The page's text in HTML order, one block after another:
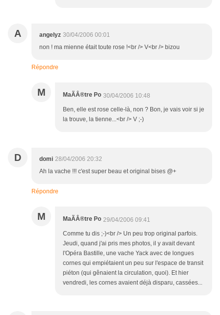
A angelyz 30/04/2006 00:01
non ! ma mienne était toute rose !<br /> V<br /> bizou
Répondre
M MaÃÂ®tre Po 30/04/2006 10:48
Ben, elle est rose celle-là, non ? Bon, je vais voir si je
la trouve, la tienne...<br /> V ;-)
D domi 28/04/2006 20:32
Ah la vache !!! c'est super beau et original bises @+
Répondre
M MaÃÂ®tre Po 29/04/2006 09:41
Comme tu dis ;-)<br /> Un peu trop original parfois.
Jeudi, quand j'ai pris mes photos, il y avait devant
l'Opéra Bastille, une vache Yack avec de longues
cornes qui empiétaient un peu sur l'espace de transit
piéton (qui gênaient la circulation, quoi). Et hier
vendredi, les cornes avaient déjà disparu, cassées...